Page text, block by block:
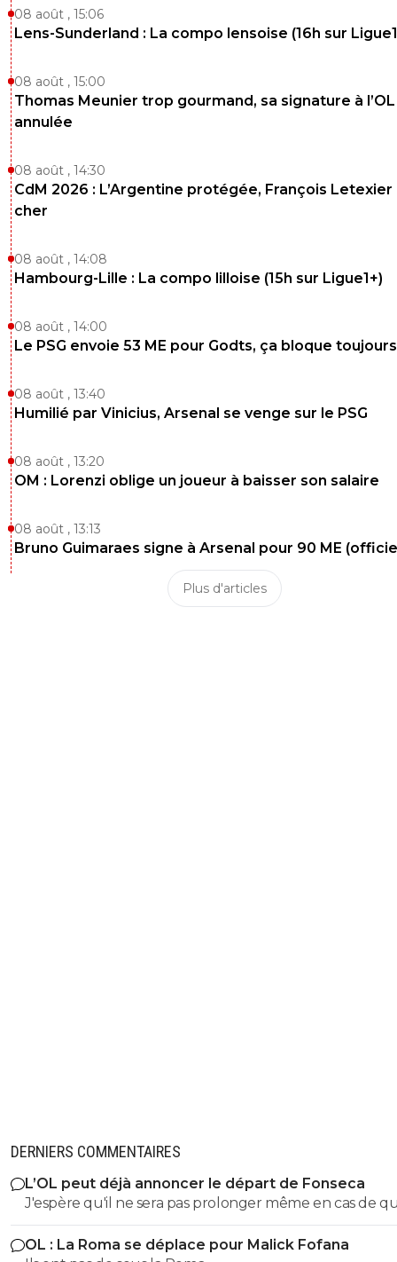
08 août , 15:06
Lens-Sunderland : La compo lensoise (16h sur
08 août , 15:00
Thomas Meunier trop gourmand, sa signature à l’OL
annulée
08 août , 14:30
CdM 2026 : L’Argentine protégée, François Letexier
cher
08 août , 14:08
Hambourg-Lille : La compo lilloise (15h sur Ligue1+)
08 août , 14:00
Le PSG envoie 53 ME pour Godts, ça bloque toujours
08 août , 13:40
Humilié par Vinicius, Arsenal se venge sur le PSG
08 août , 13:20
OM : Lorenzi oblige un joueur à baisser son salaire
08 août , 13:13
Bruno Guimaraes signe à Arsenal pour 90 ME
Plus d'articles
DERNIERS COMMENTAIRES
L’OL peut déjà annoncer le départ de Fonseca
J'espère qu'il ne sera pas prolonger même en cas de qualif
en C1 cet été.
OL : La Roma se déplace pour Malick Fofana